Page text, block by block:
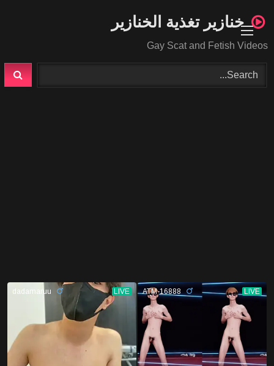
content
خنازير تغذية الخنازير
Gay Scat and Fetish Videos